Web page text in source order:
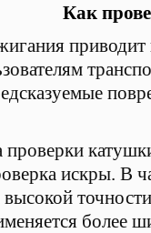
Как
приводит
проверки
искры. В
высокой
более